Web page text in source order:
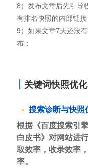
8）发布文章后先引导
有排名快照的内部链接
9）如果文章7天还没
布；
关键词快照优化
搜索诊断与快照
根据《百度搜索引
白皮书》对网站进
取效率，收录效率
率。